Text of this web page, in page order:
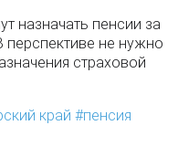
назначать пенсии за
перспективе не нужно
страховой
край
пенсия